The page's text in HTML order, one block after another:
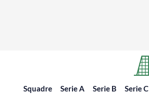
Squadre Serie A Serie B Serie C